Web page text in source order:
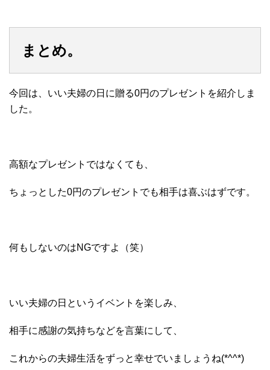
まとめ。
今回は、いい夫婦の日に贈る0円のプレゼントを紹介しま
した。
高額なプレゼントではなくても、
ちょっとした0円のプレゼントでも相手は喜ぶはずです。
何もしないのはNGですよ（笑）
いい夫婦の日というイベントを楽しみ、
相手に感謝の気持ちなどを言葉にして、
これからの夫婦生活をずっと幸せでいましょうね(*^^*)